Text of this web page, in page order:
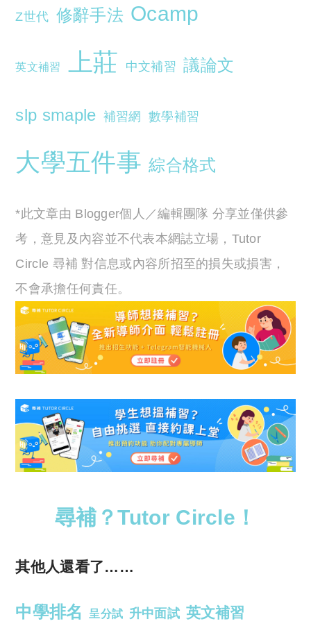
Z世代 修辭手法 Ocamp
英文補習 上莊 中文補習 議論文
slp smaple 補習網 數學補習
大學五件事 綜合格式
*此文章由 Blogger個人／編輯團隊 分享並僅供參
考，意見及內容並不代表本網誌立場，Tutor
Circle 尋補 對信息或內容所招至的損失或損害，
不會承擔任何責任。
尋補？Tutor Circle！
其他人還看了……
中學排名 呈分試 升中面試 英文補習